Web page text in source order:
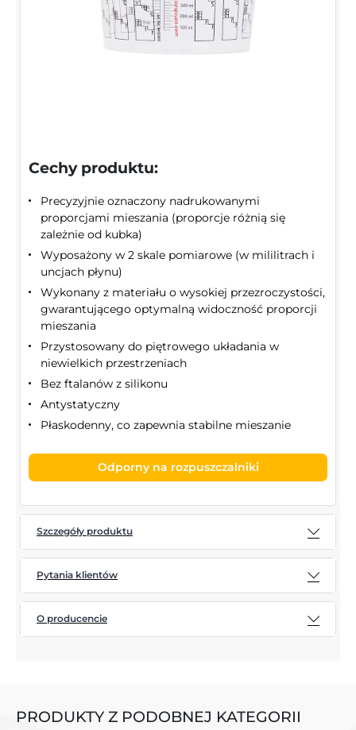
Cechy produktu:
Precyzyjnie oznaczony nadrukowanymi
proporcjami mieszania (proporcje różnią się
zależnie od kubka)
Wyposażony w 2 skale pomiarowe (w mililitrach i
uncjach płynu)
Wykonany z materiału o wysokiej przezroczystości,
gwarantującego optymalną widoczność proporcji
mieszania
Przystosowany do piętrowego układania w
niewielkich przestrzeniach
Bez ftalanów z silikonu
Antystatyczny
Płaskodenny, co zapewnia stabilne mieszanie
Odporny na rozpuszczalniki
Szczegóły produktu
Pytania klientów
O producencie
PRODUKTY Z PODOBNEJ KATEGORII